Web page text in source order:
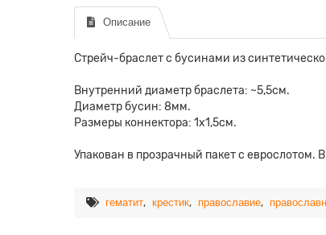
Описание
Стрейч-браслет с бусинами из
Внутренний диаметр браслета: ~5,5см.
Диаметр бусин: 8мм.
Размеры коннектора: 1х1,5см.
Упакован в прозрачный пакет с еврослотом.
гематит, крестик, православие,